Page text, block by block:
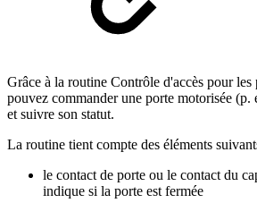
Grâce à la routine Contrôle d'accès pour les
pouvez commander une porte motorisée (p.
et suivre son statut.
La routine tient compte des éléments
le contact de porte ou le contact du
indique si la porte est fermée